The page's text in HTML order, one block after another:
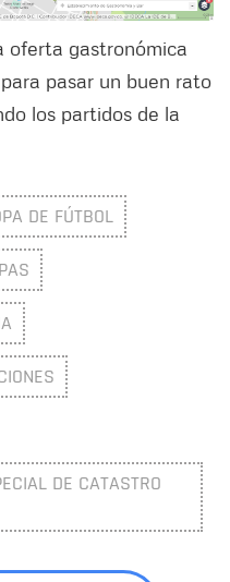
oferta gastronómica
pasar un buen rato
los partidos de la
DE FÚTBOL
DE CATASTRO